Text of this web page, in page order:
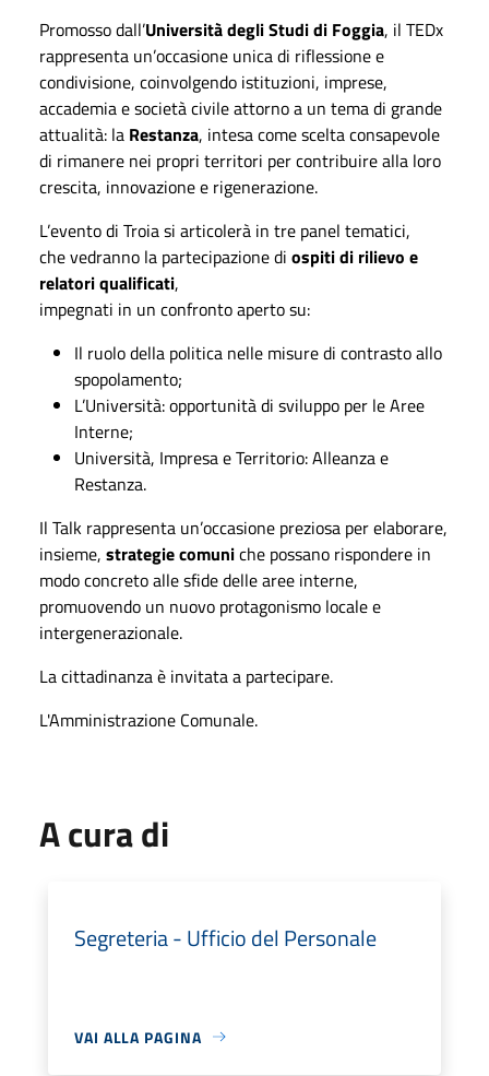
Promosso dall’Università degli Studi di Foggia, il TEDx
rappresenta un’occasione unica di riflessione e
condivisione, coinvolgendo istituzioni, imprese,
accademia e società civile attorno a un tema di grande
attualità: la Restanza, intesa come scelta consapevole
di rimanere nei propri territori per contribuire alla loro
crescita, innovazione e rigenerazione.
L’evento di Troia si articolerà in tre panel tematici,
che vedranno la partecipazione di ospiti di rilievo e
relatori qualificati,
impegnati in un confronto aperto su:
Il ruolo della politica nelle misure di contrasto allo
spopolamento;
L’Università: opportunità di sviluppo per le Aree
Interne;
Università, Impresa e Territorio: Alleanza e
Restanza.
Il Talk rappresenta un’occasione preziosa per elaborare,
insieme, strategie comuniche possano rispondere in
modo concreto alle sfide delle aree interne,
promuovendo un nuovo protagonismo locale e
intergenerazionale.
La cittadinanza è invitata a partecipare.
L'Amministrazione Comunale.
A cura di
Segreteria - Ufficio del Personale
VAI ALLA PAGINA